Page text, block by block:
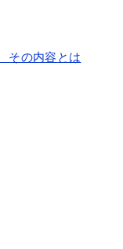
その内容とは